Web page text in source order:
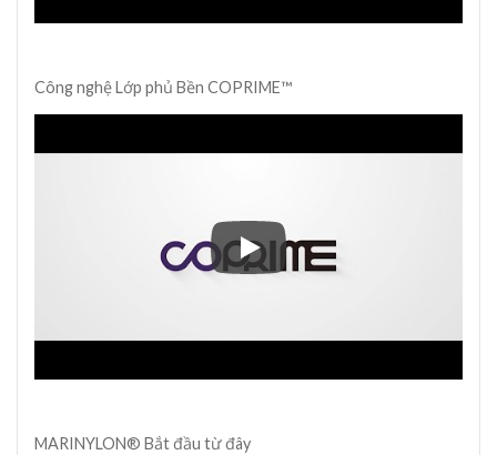
Công nghệ Lớp phủ Bền COPRIME™
Công nghệ Lớp phủ Bền
MARINYLON® Bắt đầu từ đây